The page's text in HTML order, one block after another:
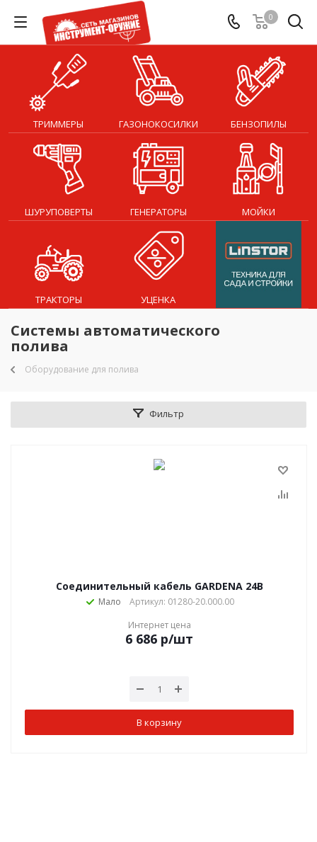
0
ТРИММЕРЫ ГАЗОНОКОСИЛКИ БЕНЗОПИЛЫ
ШУРУПОВЕРТЫ ГЕНЕРАТОРЫ МОЙКИ
ТРАКТОРЫ УЦЕНКА
Системы автоматического
полива
Оборудование для полива
Фильтр
Соединительный кабель GARDENA 24В
Мало
Артикул: 01280-20.000.00
Интернет цена
6 686 р/шт
В корзину